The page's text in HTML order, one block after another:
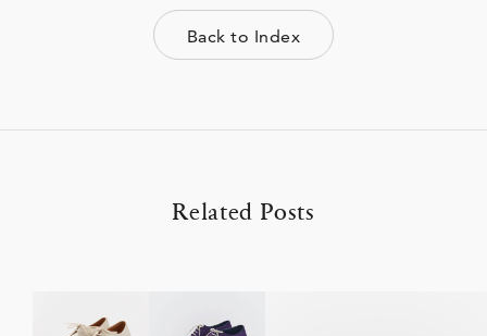
Back to Index
Related Posts